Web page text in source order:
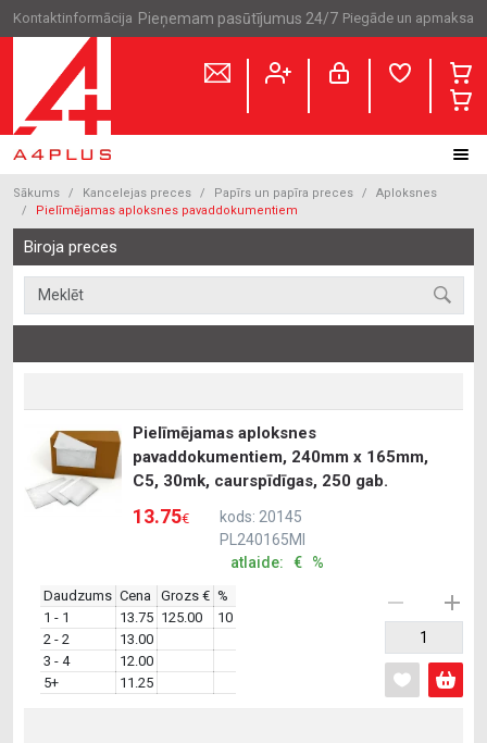
Kontaktinformācija Pieņemam pasūtījumus 24/7 Piegāde un apmaksa
Sākums Kancelejas preces Papīrs un papīra preces
Aploksnes
Pielīmējamas aploksnes pavaddokumentiem
Biroja preces
Pielīmējamas aploksnes
pavaddokumentiem, 240mm x 165mm,
C5, 30mk, caurspīdīgas, 250 gab.
13.75€
kods: 20145
PL240165MI
atlaide: € %
Daudzums Cena Grozs € %
1 - 1
13.75 125.00
10
2 - 2
13.00
3 - 4
12.00
5+
11.25